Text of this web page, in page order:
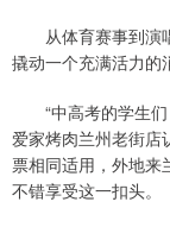
从体育赛事到演
撬动一个充满活力的
“中高考的学生
爱家烤肉兰州老街店
票相同适用，外地来
不错享受这一扣头。